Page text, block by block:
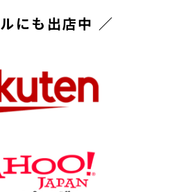
にも出店中 ／